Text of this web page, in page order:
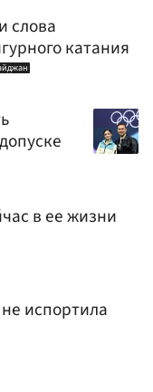
слова
катания
в ее жизни
испортила